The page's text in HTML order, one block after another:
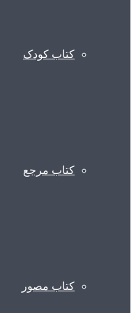
کتاب کودک
کتاب مرجع
کتاب مصور